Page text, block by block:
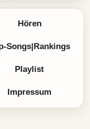
Hören
Songs|Rankings
Playlist
Impressum